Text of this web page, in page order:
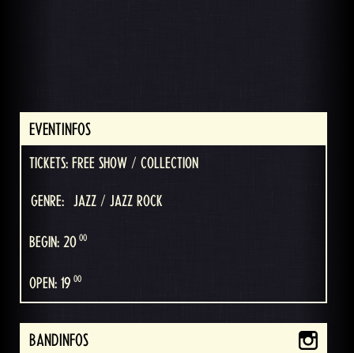
EVENTINFOS
TICKETS: FREE SHOW / COLLECTION
GENRE: JAZZ / JAZZ ROCK
BEGIN: 20 00
OPEN: 19 00
BANDINFOS